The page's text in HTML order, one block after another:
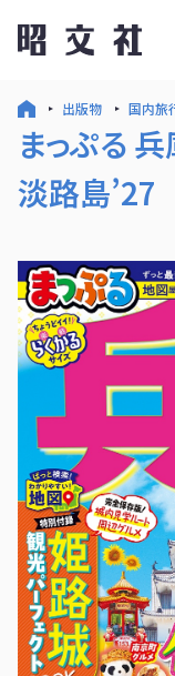
まっぷる
淡路島’27
出版物 国内旅